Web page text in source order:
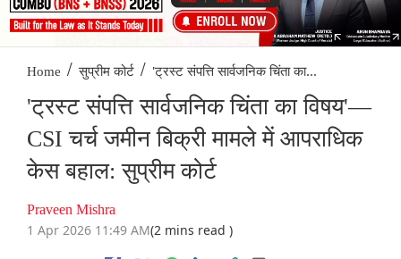
Home / सुप्रीम कोर्ट / 'ट्रस्ट संपत्ति सार्वजनिक चिंता का...
'ट्रस्ट संपत्ति सार्वजनिक चिंता का विषय'—
CSI चर्च जमीन बिक्री मामले में आपराधिक
केस बहाल: सुप्रीम कोर्ट
Praveen Mishra
1 Apr 2026 11:49 AM(2 mins read )